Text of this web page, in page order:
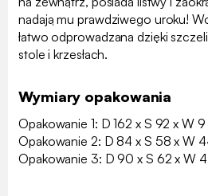
nadają mu prawdziwego uroku!
łatwo odprowadzana dzięki
stole i krzesłach.
Wymiary opakowania
Opakowanie 1: D 162 x S 92 x W
Opakowanie 2: D 84 x S 58 x W
Opakowanie 3: D 90 x S 62 x W